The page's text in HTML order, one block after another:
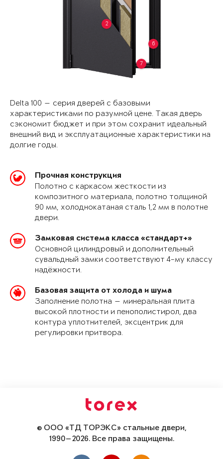
2
6
7
Delta 100 — серия дверей с базовыми
характеристиками по разумной цене. Такая дверь
сэкономит бюджет и при этом сохранит идеальный
внешний вид и эксплуатационные характеристики на
долгие годы.
Прочная конструкция
Полотно с каркасом жесткости из
композитного материала, полотно толщиной
90 мм, холоднокатаная сталь 1,2 мм в полотне
двери.
Замковая система класса «стандарт+»
Основной цилиндровый и дополнительный
сувальдный замки соответствуют 4-му классу
надёжности.
Базовая защита от холода и шума
Заполнение полотна — минеральная плита
высокой плотности и пенополистирол, два
контура уплотнителей, эксцентрик для
регулировки притвора.
© ООО «ТД ТОРЭКС» стальные двери,
1990—2026. Все права защищены.